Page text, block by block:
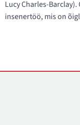
Lucy Charles-
insenertöö, mis on